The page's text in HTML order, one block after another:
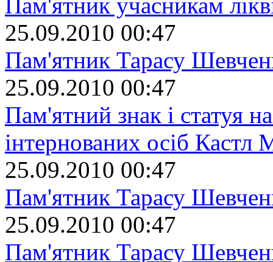
25.09.2010 00:47
Пам'ятник Тарасу
25.09.2010 00:47
Пам'ятний знак і статуя
інтернованих осіб Кастл
25.09.2010 00:47
Пам'ятник Тарасу
25.09.2010 00:47
Пам'ятник Тарасу